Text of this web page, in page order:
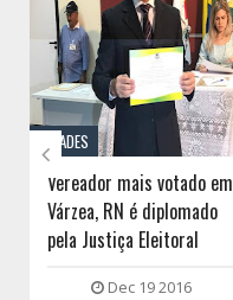
CIDADES
Vereador mais votado em
Várzea, RN é diplomado
pela Justiça Eleitoral
Dec 19 2016
